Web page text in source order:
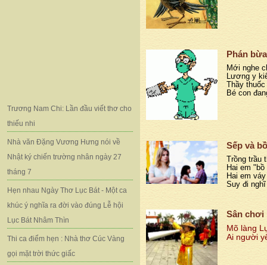
Trương Nam Chi: Lần đầu viết thơ cho
thiếu nhi
Nhà văn Đặng Vương Hưng nói về
Nhật ký chiến trường nhân ngày 27
tháng 7
Hẹn nhau Ngày Thơ Lục Bát - Một ca
khúc ý nghĩa ra đời vào đúng Lễ hội
Lục Bát Nhâm Thìn
Thi ca điểm hẹn : Nhà thơ Cúc Vàng
gọi mặt trời thức giấc
Phán
Mới nghe
Lương y
Thầy thuốc
Bé con
Sếp và
Trồng
Hai em
Hai em
Suy đi
Sân chơi
Mõ làng
Ai người